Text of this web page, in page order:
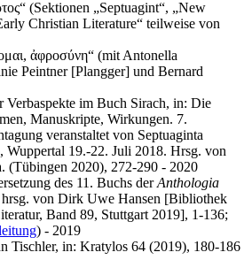
(Sektionen „Septuagint“, „New
Christian Literature“ teilweise von
ἀφροσύνη“ (mit Antonella
Peintner [Plangger] und Bernard
Verbaspekte im Buch Sirach, in: Die
Manuskripte, Wirkungen. 7.
veranstaltet von Septuaginta
19.-22. Juli 2018. Hrsg. von
(Tübingen 2020), 272-290 - 2020
des 11. Buchs derAnthologia
von Dirk Uwe Hansen [Bibliothek
Band 89, Stuttgart 2019], 1-136;
) - 2019
Tischler, in: Kratylos 64 (2019), 180-186